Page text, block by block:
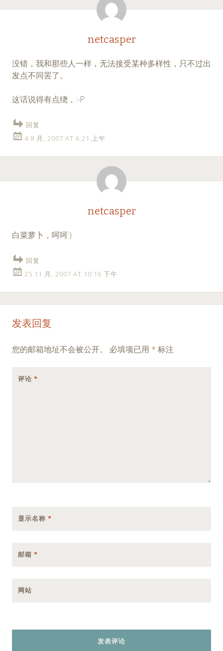
netcasper
没错，我和那些人一样，无法接受某种多样性，只不过出
发点不同罢了。
这话说得有点绕，:-P
回复
4 8 月, 2007 AT 6:21 上午
netcasper
白菜萝卜，呵呵:)
回复
25 11 月, 2007 AT 10:16 下午
发表回复
您的邮箱地址不会被公开。 必填项已用 * 标注
评论 *
显示名称 *
邮箱 *
网站